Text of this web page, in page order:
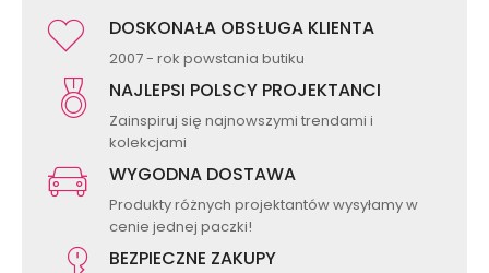
DOSKONAŁA OBSŁUGA KLIENTA
2007 - rok powstania butiku
NAJLEPSI POLSCY PROJEKTANCI
Zainspiruj się najnowszymi trendami i
kolekcjami
WYGODNA DOSTAWA
Produkty różnych projektantów wysyłamy w
cenie jednej paczki!
BEZPIECZNE ZAKUPY